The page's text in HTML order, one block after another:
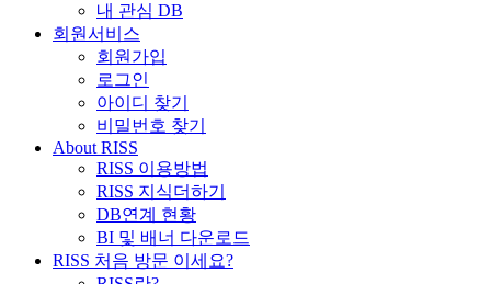
내 관심 DB
회원서비스
회원가입
로그인
아이디 찾기
비밀번호 찾기
About RISS
RISS 이용방법
RISS 지식더하기
DB연계 현황
BI 및 배너 다운로드
RISS 처음 방문 이세요?